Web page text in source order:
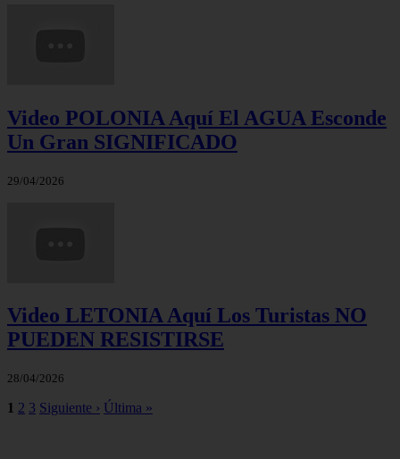
Video POLONIA Aquí El AGUA Esconde
Un Gran SIGNIFICADO
29/04/2026
Video LETONIA Aquí Los Turistas NO
PUEDEN RESISTIRSE
28/04/2026
1 2 3 Siguiente › Última »